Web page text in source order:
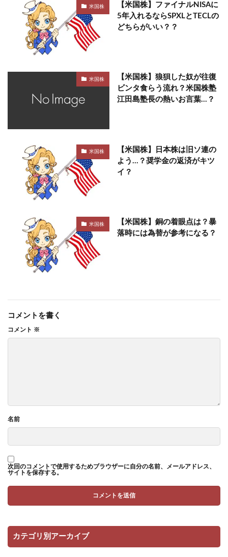
米国株
【米国株】ファイナルNISAに
5年入れるならSPXLとTECLの
どちらがいい？？
米国株
【米国株】狼狽した奴が往復
ビンタ食らう流れ？米国株塾
江田島塾長の熱いお言葉…？
米国株
【米国株】日本株は旧ソ連の
よう…？奨学金の返済がキツ
イ？
米国株
【米国株】銅の着眼点は？暴
落時には為替が参考になる？
コメントを書く
コメント ※
名前
次回のコメントで使用するためブラウザーに自分の名前、メールアドレス、
サイトを保存する。
カテゴリ別アーカイブ